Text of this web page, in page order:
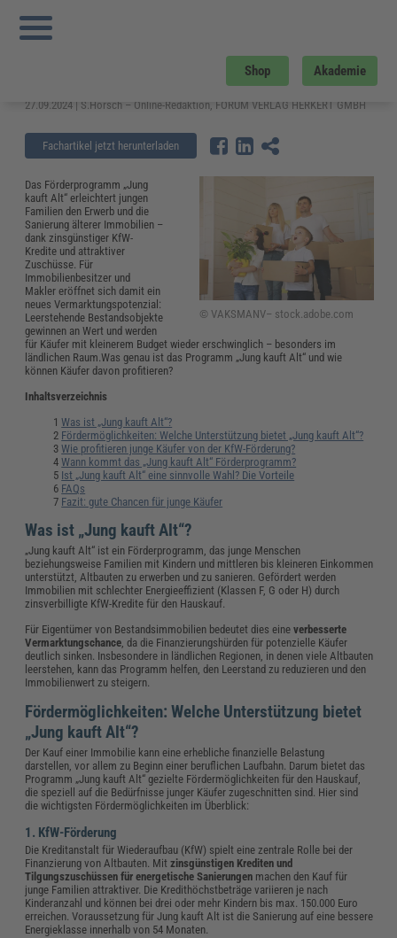
Shop Akademie
Sie sind hier:
kauft Alt: das Förderprogramm für junge Immobilienkäufer
Jung kauft Alt: das Förderprogramm
für junge Immobilienkäufer
27.09.2024 | S.Horsch – Online-Redaktion, FORUM VERLAG HERKERT GMBH
Fachartikel jetzt herunterladen
© VAKSMANV– stock.adobe.com
Das Förderprogramm „Jung
kauft Alt“ erleichtert jungen
Familien den Erwerb und die
Sanierung älterer Immobilien –
dank zinsgünstiger KfW-
Kredite und attraktiver
Zuschüsse. Für
Immobilienbesitzer und
Makler eröffnet sich damit ein
neues Vermarktungspotenzial:
Leerstehende Bestandsobjekte
gewinnen an Wert und werden
für Käufer mit kleinerem Budget wieder erschwinglich – besonders im
ländlichen Raum.Was genau ist das Programm „Jung kauft Alt“ und wie
können Käufer davon profitieren?
Inhaltsverzeichnis
Was ist „Jung kauft Alt“?
Fördermöglichkeiten: Welche Unterstützung bietet „Jung kauft Alt“?
Wie profitieren junge Käufer von der KfW-Förderung?
Wann kommt das „Jung kauft Alt“ Förderprogramm?
Ist „Jung kauft Alt“ eine sinnvolle Wahl? Die Vorteile
FAQs
Fazit: gute Chancen für junge Käufer
Was ist „Jung kauft Alt“?
„Jung kauft Alt“ ist ein Förderprogramm, das junge Menschen
beziehungsweise Familien mit Kindern und mittleren bis kleineren Einkommen
unterstützt, Altbauten zu erwerben und zu sanieren. Gefördert werden
Immobilien mit schlechter Energieeffizient (Klassen F, G oder H) durch
zinsverbilligte KfW-Kredite für den Hauskauf.
Für Eigentümer von Bestandsimmobilien bedeutet dies eineverbesserte
Vermarktungschance, da die Finanzierungshürden für potenzielle Käufer
deutlich sinken. Insbesondere in ländlichen Regionen, in denen viele Altbauten
leerstehen, kann das Programm helfen, den Leerstand zu reduzieren und den
Immobilienwert zu steigern.
Fördermöglichkeiten: Welche Unterstützung bietet
„Jung kauft Alt“?
Der Kauf einer Immobilie kann eine erhebliche finanzielle Belastung
darstellen, vor allem zu Beginn einer beruflichen Laufbahn. Darum bietet das
Programm „Jung kauft Alt“ gezielte Fördermöglichkeiten für den Hauskauf,
die speziell auf die Bedürfnisse junger Käufer zugeschnitten sind. Hier sind
die wichtigsten Fördermöglichkeiten im Überblick:
1. KfW-Förderung
Die Kreditanstalt für Wiederaufbau (KfW) spielt eine zentrale Rolle bei der
Finanzierung von Altbauten. Mit zinsgünstigen Krediten und
Tilgungszuschüssen für energetische Sanierungen machen den Kauf für
junge Familien attraktiver. Die Kredithöchstbeträge variieren je nach
Kinderanzahl und können bei drei oder mehr Kindern bis max. 150.000 Euro
erreichen. Voraussetzung für Jung kauft Alt ist die Sanierung auf eine bessere
Energieklasse innerhalb von 54 Monaten.